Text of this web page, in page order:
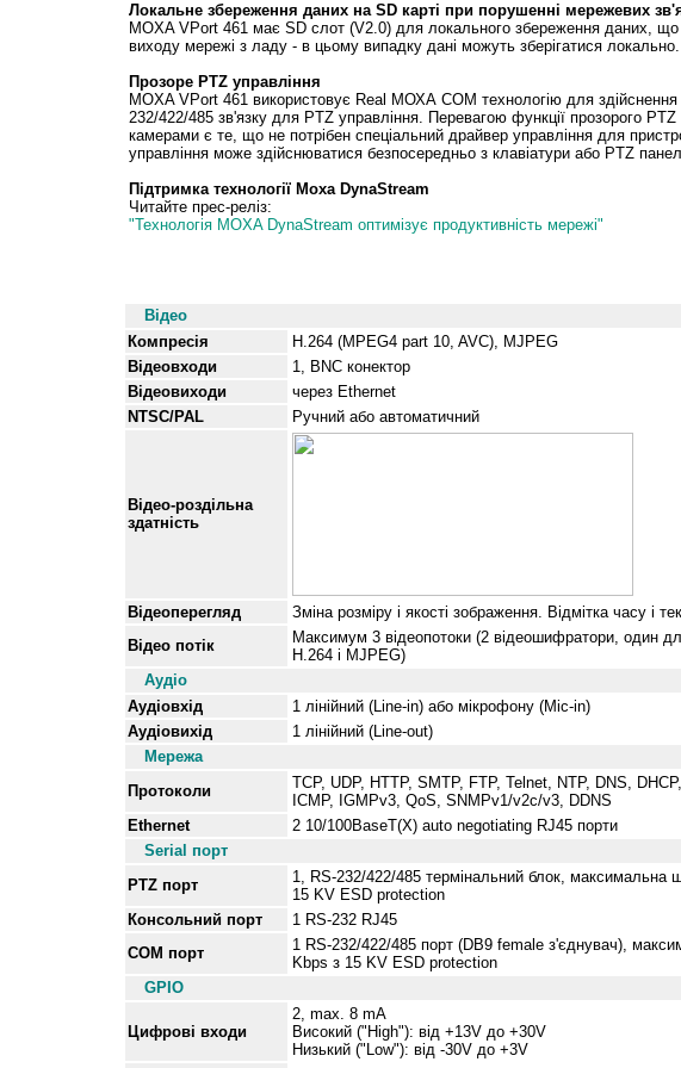
Локальне збереження даних на SD карті при порушенні мережевих
MOXA VPort 461 має SD слот (V2.0) для локального збереження даних, що
виходу мережі з ладу - в цьому випадку дані можуть зберігатися локально.
Прозоре PTZ управління
MOXA VPort 461 використовує Real МОХА COM технологію для здійснення
232/422/485 зв'язку для PTZ управління. Перевагою функції прозорого PTZ
камерами є те, що не потрібен спеціальний драйвер управління для
управління може здійснюватися безпосередньо з клавіатури або PTZ
Підтримка технології Moxa DynaStream
Читайте прес-реліз:
"Технологія MOXA DynaStream оптимізує продуктивність мережі"
Відео
Компресія
H.264 (MPEG4 part 10, AVC), MJPEG
Відеовходи
1, BNC конектор
Відеовиходи
через Ethernet
NTSC/PAL
Ручний або автоматичний
Відео-роздільна
здатність
Відеоперегляд
Зміна розміру і якості зображення. Відмітка часу і
Відео потік
Максимум 3 відеопотоки (2 відеошифратори, один
H.264 і MJPEG)
Аудіо
Аудіовхід
1 лінійний (Line-in) або мікрофону (Mic-in)
Аудіовихід
1 лінійний (Line-out)
Мережа
Протоколи
TCP, UDP, HTTP, SMTP, FTP, Telnet, NTP, DNS,
ICMP, IGMPv3, QoS, SNMPv1/v2c/v3, DDNS
Ethernet
2 10/100BaseT(X) auto negotiating RJ45 порти
Serial порт
PTZ порт
1, RS-232/422/485 термінальний блок, максимальна
15 KV ESD protection
Консольний порт
1 RS-232 RJ45
COM порт
1 RS-232/422/485 порт (DB9 female з'єднувач),
Kbps з 15 KV ESD protection
GPIO
Цифрові входи
2, max. 8 mA
Високий ("High"): від +13V до +30V
Низький ("Low"): від -30V до +3V